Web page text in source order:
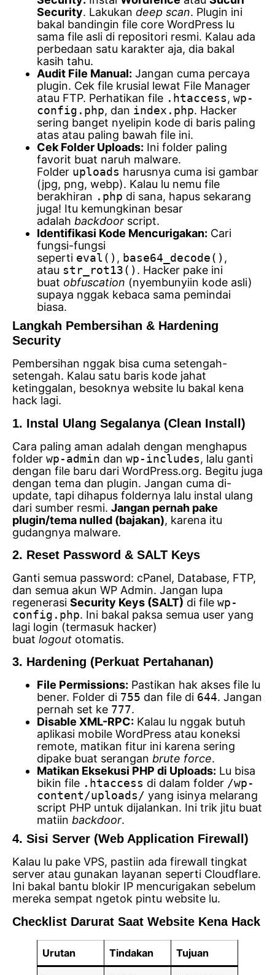
Security. Lakukan deep scan. Plugin ini
bakal bandingin file core WordPress lu
sama file asli di repositori resmi. Kalau ada
perbedaan satu karakter aja, dia bakal
kasih tahu.
Audit File Manual: Jangan cuma percaya
plugin. Cek file krusial lewat File Manager
atau FTP. Perhatikan file .htaccess, wp-
config.php, dan index.php. Hacker
sering banget nyelipin kode di baris paling
atas atau paling bawah file ini.
Cek Folder Uploads: Ini folder paling
favorit buat naruh malware.
Folder uploads harusnya cuma isi gambar
(jpg, png, webp). Kalau lu nemu file
berakhiran .php di sana, hapus sekarang
juga! Itu kemungkinan besar
adalah backdoor script.
Identifikasi Kode Mencurigakan: Cari
fungsi-fungsi
seperti eval() , base64_decode() ,
atau str_rot13() . Hacker pake ini
buat obfuscation (nyembunyiin kode asli)
supaya nggak kebaca sama pemindai
biasa.
Langkah Pembersihan & Hardening
Security
Pembersihan nggak bisa cuma setengah-
setengah. Kalau satu baris kode jahat
ketinggalan, besoknya website lu bakal kena
hack lagi.
1. Instal Ulang Segalanya (Clean Install)
Cara paling aman adalah dengan menghapus
folder wp-admin dan wp-includes, lalu ganti
dengan file baru dari WordPress.org. Begitu juga
dengan tema dan plugin. Jangan cuma di-
update, tapi dihapus foldernya lalu instal ulang
dari sumber resmi. Jangan pernah pake
plugin/tema nulled (bajakan), karena itu
gudangnya malware.
2. Reset Password & SALT Keys
Ganti semua password: cPanel, Database, FTP,
dan semua akun WP Admin. Jangan lupa
regenerasi Security Keys (SALT) di file wp-
config.php. Ini bakal paksa semua user yang
lagi login (termasuk hacker)
buat logout otomatis.
3. Hardening (Perkuat Pertahanan)
File Permissions: Pastikan hak akses file lu
bener. Folder di 755 dan file di 644. Jangan
pernah set ke 777.
Disable XML-RPC: Kalau lu nggak butuh
aplikasi mobile WordPress atau koneksi
remote, matikan fitur ini karena sering
dipake buat serangan brute force.
Matikan Eksekusi PHP di Uploads: Lu bisa
bikin file .htaccess di dalam folder /wp-
content/uploads/ yang isinya melarang
script PHP untuk dijalankan. Ini trik jitu buat
matiin backdoor.
4. Sisi Server (Web Application Firewall)
Kalau lu pake VPS, pastiin ada firewall tingkat
server atau gunakan layanan seperti Cloudflare.
Ini bakal bantu blokir IP mencurigakan sebelum
mereka sempat ngetok pintu website lu.
Checklist Darurat Saat Website Kena Hack
Urutan Tindakan Tujuan